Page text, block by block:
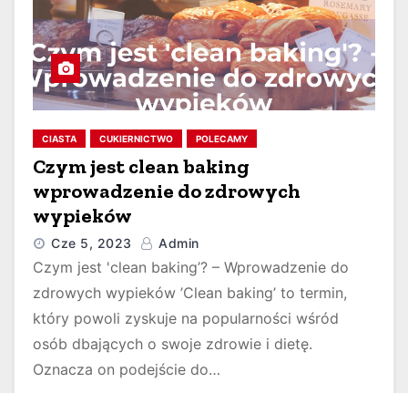
CIASTA CUKIERNICTWO POLECAMY
Czym jest clean baking
wprowadzenie do zdrowych
wypieków
Cze 5, 2023 Admin
Czym jest 'clean baking’? – Wprowadzenie do
zdrowych wypieków ’Clean baking’ to termin,
który powoli zyskuje na popularności wśród
osób dbających o swoje zdrowie i dietę.
Oznacza on podejście do…